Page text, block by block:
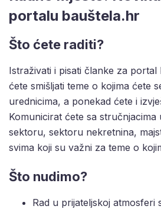
portalu bauštela.hr
Što ćete raditi?
Istraživati i pisati članke za portal
ćete smišljati teme o kojima ćete
urednicima, a ponekad ćete i
Komunicirat ćete sa stručnjacima
sektoru, sektoru nekretnina,
svima koji su važni za teme o
Što nudimo?
Rad u prijateljskoj atmosferi